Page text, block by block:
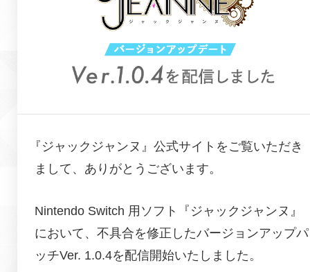
『 ジャックジャンヌ 』公式サイトをご覧いただき
まして、ありがとうございます。
Nintendo Switch 用ソフト『ジャックジャンヌ』
において、 不具合を修正したバージョンアップパ
ッチVer. 1.0.4を配信開始いたしました。